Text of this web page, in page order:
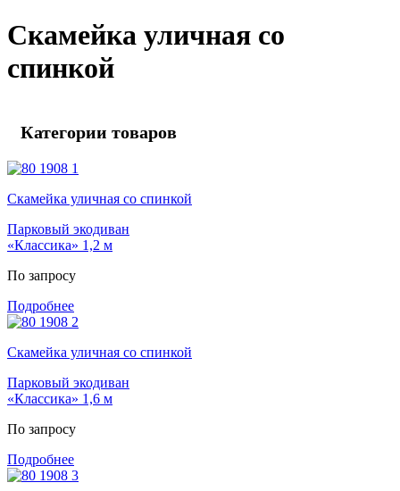
Скамейка уличная со
спинкой
Категории товаров
Скамейка уличная со спинкой
Парковый экодиван
«Классика» 1,2 м
По запросу
Подробнее
Скамейка уличная со спинкой
Парковый экодиван
«Классика» 1,6 м
По запросу
Подробнее